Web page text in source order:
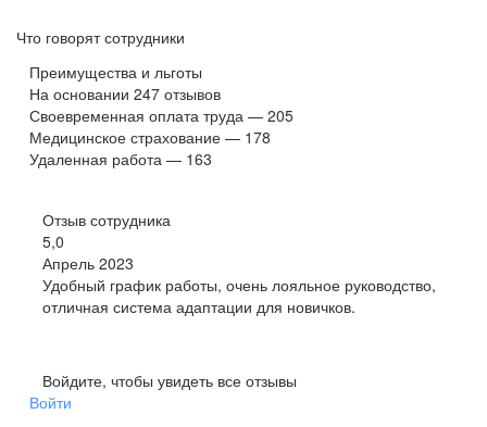
Что говорят сотрудники
Преимущества и льготы
На основании 247 отзывов
Своевременная оплата труда — 205
Медицинское страхование — 178
Удаленная работа — 163
Отзыв сотрудника
5,0
Апрель 2023
Удобный график работы, очень лояльное руководство,
отличная система адаптации для новичков.
Войдите, чтобы увидеть все отзывы
Войти